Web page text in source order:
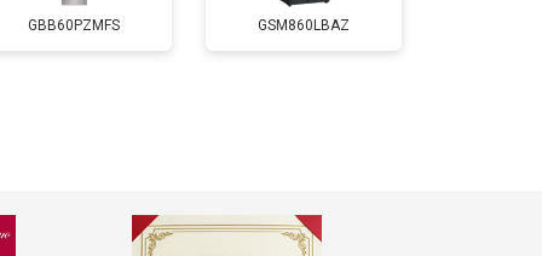
3650 ₽
GBB60PZMFS GSM860LBAZ